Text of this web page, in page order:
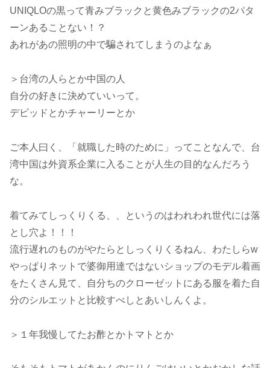
UNIQLOの黒って青みブラックと黄色みブラックの2パタ
ーンあることない！？
あれがあの照明の中で騙されてしまうのよなぁ
＞台湾の人らとか中国の人
自分の好きに決めていいって。
デビッドとかチャーリーとか
ご本人曰く、「就職した時のために」ってことなんで、台
湾中国は外資系企業に入ることが人生の目的なんだろう
な。
着てみてしっくりくる、、というのはわれわれ世代には落
とし穴よ！！！
流行遅れのものがやたらとしっくりくるねん、わたしらw
やっぱりネットで婆御用達ではないショップのモデル着画
をたくさん見て、自分ちのクローゼットにある服を着た自
分のシルエットと比較すべしとあいしんくよ。
＞１年我慢してたお酢とかトマトとか